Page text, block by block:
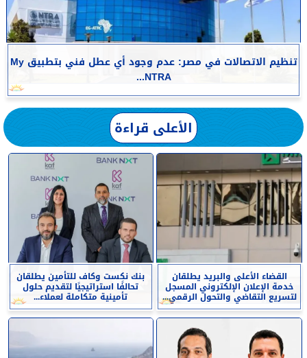
تنظيم الاتصالات في مصر: عدم وجود أي عطل فني بتطبيق My
NTRA...
الأعلى قراءة
القضاء الأعلى والبريد يطلقان
خدمة الإعلان الإلكتروني المسجل
لتسريع التقاضي والتحول الرقمي...
بنك نكست وكاف للتأمين يطلقان
تحالفًا استراتيجيًا لتقديم حلول
تأمينية متكاملة لعملاء...